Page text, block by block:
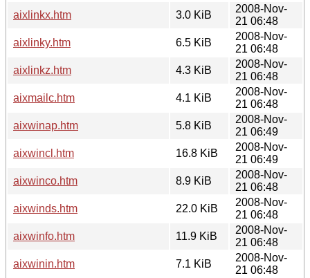
aixlinkx.htm
3.0 KiB
2008-Nov-
21 06:48
aixlinky.htm
6.5 KiB
2008-Nov-
21 06:48
aixlinkz.htm
4.3 KiB
2008-Nov-
21 06:48
aixmailc.htm
4.1 KiB
2008-Nov-
21 06:48
aixwinap.htm
5.8 KiB
2008-Nov-
21 06:49
aixwincl.htm
16.8 KiB
2008-Nov-
21 06:49
aixwinco.htm
8.9 KiB
2008-Nov-
21 06:48
aixwinds.htm
22.0 KiB
2008-Nov-
21 06:48
aixwinfo.htm
11.9 KiB
2008-Nov-
21 06:48
aixwinin.htm
7.1 KiB
2008-Nov-
21 06:48